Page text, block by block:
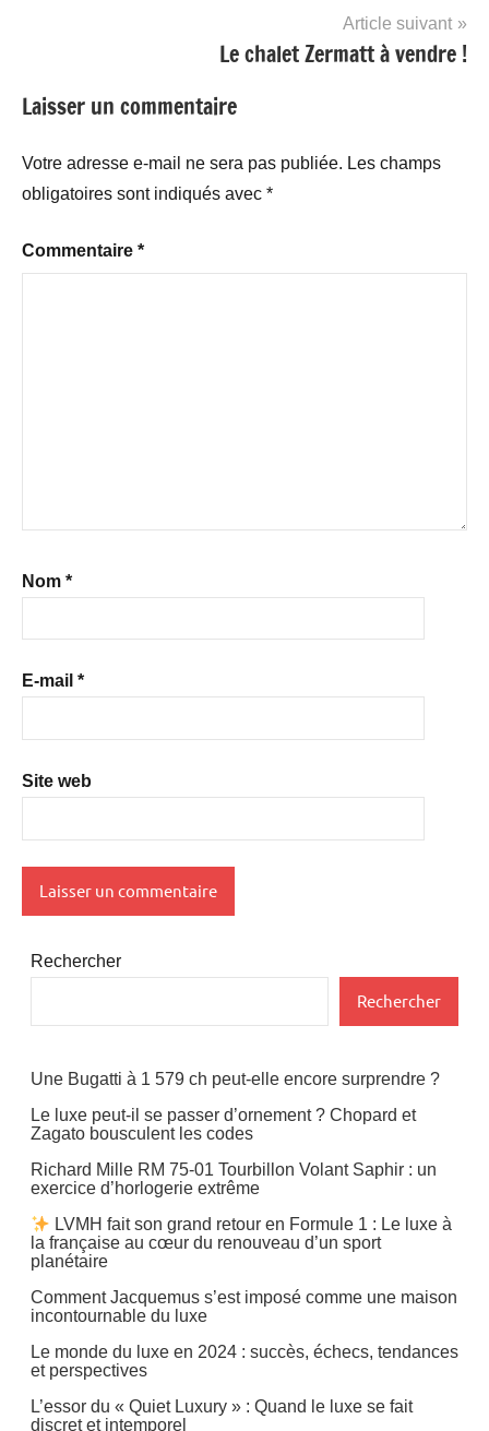
Article suivant
Le chalet Zermatt à vendre !
Laisser un commentaire
Votre adresse e-mail ne sera pas publiée. Les champs
obligatoires sont indiqués avec *
Commentaire *
Nom *
E-mail *
Site web
Rechercher
Rechercher
Une Bugatti à 1 579 ch peut-elle encore surprendre ?
Le luxe peut-il se passer d’ornement ? Chopard et
Zagato bousculent les codes
Richard Mille RM 75-01 Tourbillon Volant Saphir : un
exercice d’horlogerie extrême
LVMH fait son grand retour en Formule 1 : Le luxe à
la française au cœur du renouveau d’un sport
planétaire
Comment Jacquemus s’est imposé comme une maison
incontournable du luxe
Le monde du luxe en 2024 : succès, échecs, tendances
et perspectives
L’essor du « Quiet Luxury » : Quand le luxe se fait
discret et intemporel